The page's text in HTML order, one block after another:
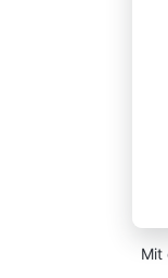
Mit